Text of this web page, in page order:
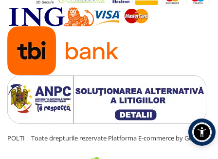
POLTI | Toate drepturile rezervate Platforma E-commerce by Gomag